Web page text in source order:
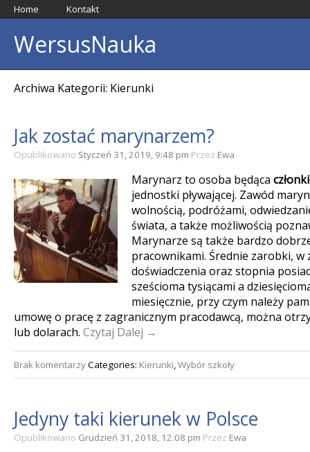
Home Kontakt
WersusNauka
Archiwa Kategorii: Kierunki
Jak zostać marynarzem?
Opublikowano Styczeń 31, 2019, 9:48 pm Przez Ewa
Marynarz to osoba będąca
jednostki pływającej. Zawód
wolnością, podróżami,
świata, a także możliwością
Marynarze są także bardzo
pracownikami. Średnie zarobki, w
doświadczenia oraz stopnia
sześcioma tysiącami a
miesięcznie, przy czym należy
umowę o pracę z zagranicznym pracodawcą, można
lub dolarach. Czytaj Dalej →
Brak komentarzyCategories: Kierunki,Wybór szkoły
Jedyny taki kierunek w Polsce
Opublikowano Grudzień 31, 2018, 12:08 pm Przez Ewa